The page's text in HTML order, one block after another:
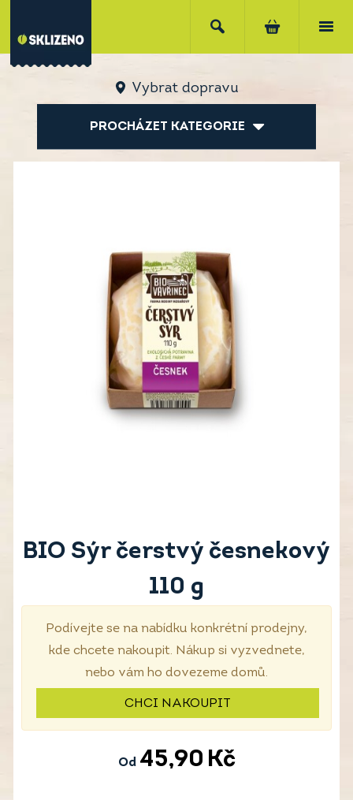
Vybrat dopravu
PROCHÁZET KATEGORIE
BIO Sýr čerstvý česnekový
110 g
Podívejte se na nabídku konkrétní prodejny,
kde chcete nakoupit. Nákup si vyzvednete,
nebo vám ho dovezeme domů.
CHCI NAKOUPIT
Od 45,90 Kč